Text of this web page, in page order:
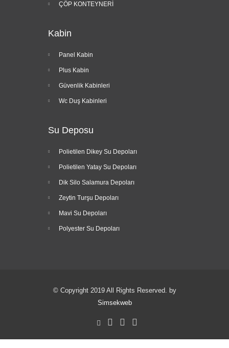
ÇÖP KONTEYNERİ
Kabin
Panel Kabin
Plus Kabin
Güvenlik Kabinleri
Wc Duş Kabinleri
Su Deposu
Polietilen Dikey Su Depoları
Polietilen Yatay Su Depoları
Dik Silo Salamura Depoları
Zeytin Turşu Depoları
Mavi Su Depoları
Polyester Su Depoları
© Copyright 2019 All Rights Reserved. by
Simsekweb